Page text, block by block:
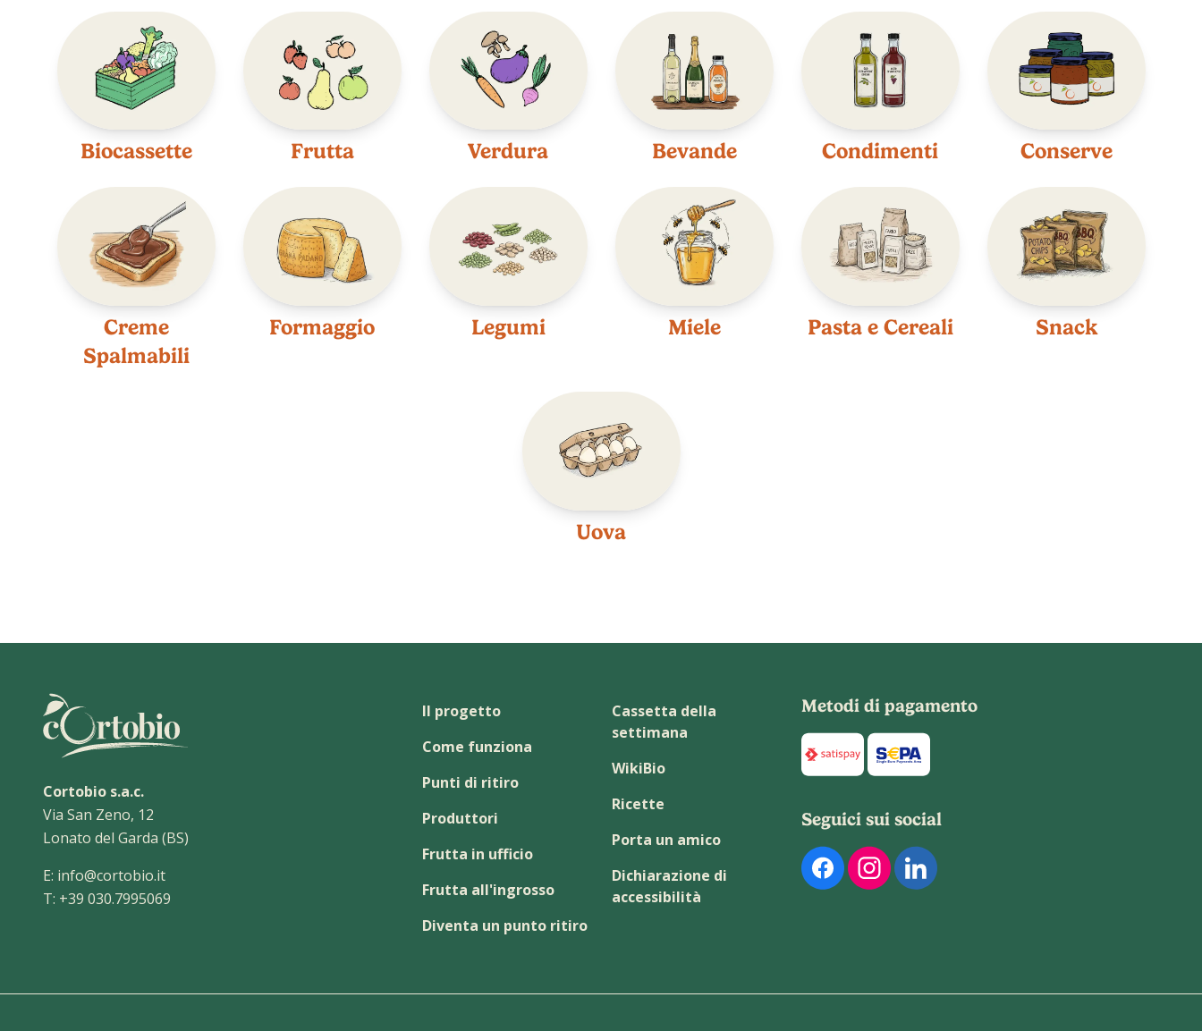
Biocassette Frutta Verdura Bevande Condimenti Conserve
Creme
Spalmabili
Formaggio Legumi Miele Pasta e Cereali Snack
Uova
Cortobio s.a.c.
Via San Zeno, 12
Lonato del Garda (BS)
E: info@cortobio.it
T: +39 030.7995069
Il progetto
Come funziona
Punti di ritiro
Produttori
Frutta in ufficio
Frutta all'ingrosso
Diventa un punto ritiro
Cassetta della
settimana
WikiBio
Ricette
Porta un amico
Dichiarazione di
accessibilità
Metodi di pagamento
Di seguito sono elencati i metodi di pagamento disponibili
Seguici sui social
Di seguito sono elencati i nostri profili social ufficiali. Puoi